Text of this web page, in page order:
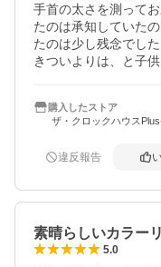
手首の太さを測って
たのは承知していた
たのは少し残念でした
きついよりは、と子
購入したストア
ザ・クロックハウス
違反報告
素晴らしいカラー
5.0